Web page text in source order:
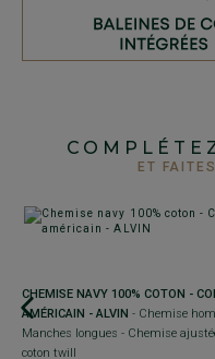
ET
CHEMISE NAVY 100% COTON -
AMÉRICAIN - ALVIN - Chemise
Manches longues - Chemise
coton twill